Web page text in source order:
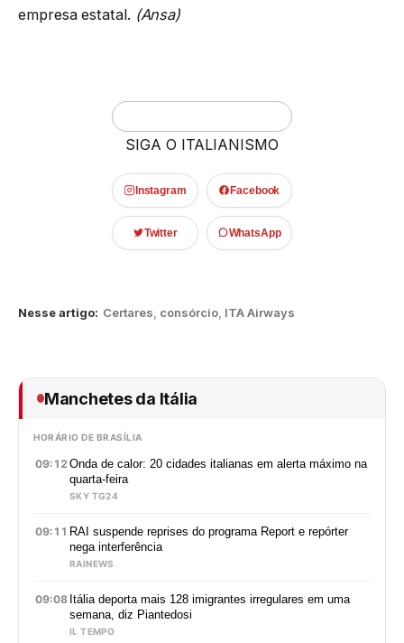
empresa estatal. (Ansa)
SIGA O ITALIANISMO
Instagram Facebook
Twitter WhatsApp
Nesse artigo: Certares consórcio ITA Airways
Manchetes da Itália
HORÁRIO DE BRASÍLIA
09:12 Onda de calor: 20 cidades italianas em alerta máximo na
quarta-feira
SKY TG24
09:11 RAI suspende reprises do programa Report e repórter
nega interferência
RAINEWS
09:08 Itália deporta mais 128 imigrantes irregulares em uma
semana, diz Piantedosi
IL TEMPO